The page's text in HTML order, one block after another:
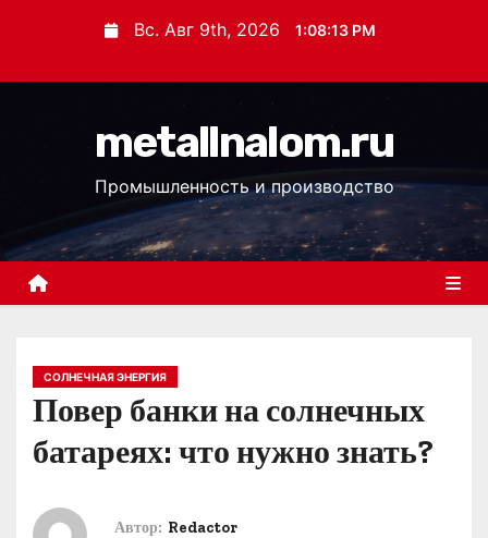
с
Вс. Авг 9th, 2026 1:08:13 PM
metallnalom.ru
Промышленность и производство
СОЛНЕЧНАЯ ЭНЕРГИЯ
Повер банки на солнечных
батареях: что нужно знать?
Автор: Redactor